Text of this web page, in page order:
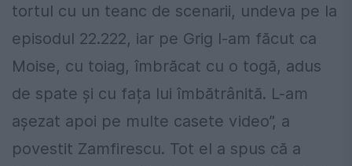
tortul cu un teanc de scenarii, undeva pe la
episodul 22.222, iar pe Grig l-am făcut ca
Moise, cu toiag, îmbrăcat cu o togă, adus
de spate și cu fața lui îmbătrânită. L-am
așezat apoi pe multe casete video”, a
povestit Zamfirescu. Tot el a spus că a